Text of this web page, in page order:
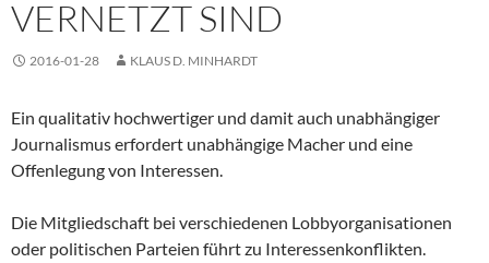
VERNETZT SIND
2016-01-28 KLAUS D. MINHARDT
Ein qualitativ hochwertiger und damit auch unabhängiger
Journalismus erfordert unabhängige Macher und eine
Offenlegung von Interessen.
Die Mitgliedschaft bei verschiedenen Lobbyorganisationen
oder politischen Parteien führt zu Interessenkonflikten.